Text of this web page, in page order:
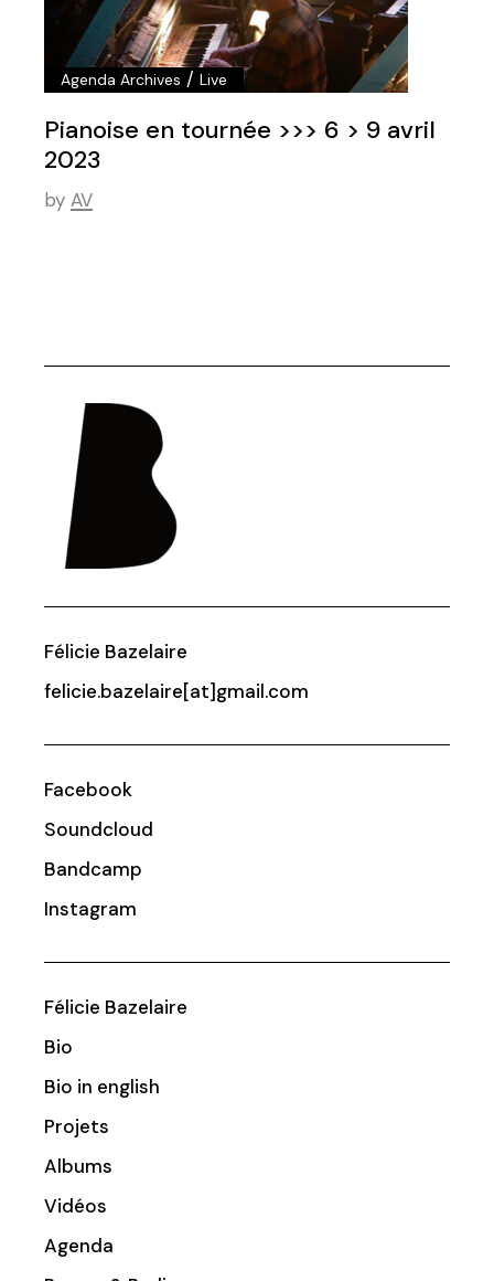
Agenda Archives /Live
Pianoise en tournée >>> 6 > 9 avril
2023
by AV
Félicie Bazelaire
felicie.bazelaire[at]gmail.com
Facebook
Soundcloud
Bandcamp
Instagram
Félicie Bazelaire
Bio
Bio in english
Projets
Albums
Vidéos
Agenda